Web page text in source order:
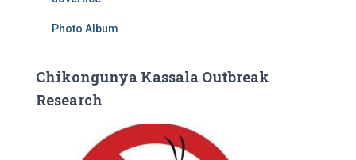
Photo Album
Chikongunya Kassala Outbreak
Research